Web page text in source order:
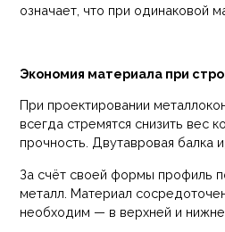
означает, что при одинаковой
Экономия материала при
При проектировании
всегда стремятся снизить вес
прочность. Двутавровая балка
За счёт своей формы профиль
металл. Материал
необходим — в верхней и